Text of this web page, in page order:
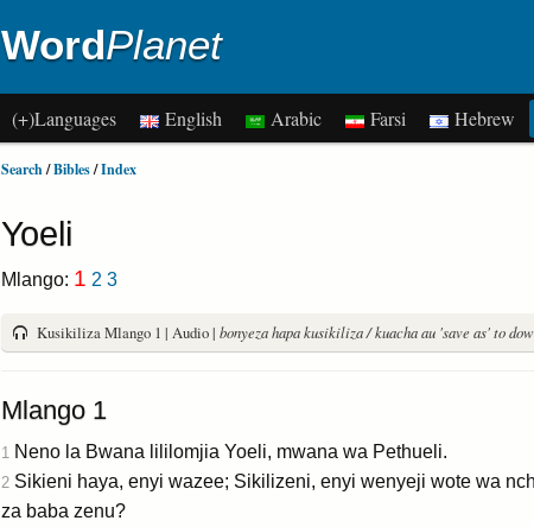
WordPlanet
(+)Languages English Arabic Farsi Hebrew
Search/Bibles/Index
Yoeli
Mlango: 1 2 3
Kusikiliza Mlango 1 | Audio | bonyeza hapa kusikiliza / kuacha au 'save as' to
Mlango 1
1 Neno la Bwana lililomjia Yoeli, mwana wa Pethueli.
2 Sikieni haya, enyi wazee; Sikilizeni, enyi wenyeji wote wa
za baba zenu?